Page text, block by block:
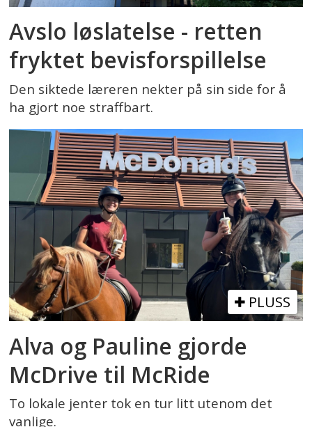
Avslo løslatelse - retten
fryktet bevisforspillelse
Den siktede læreren nekter på sin side for å
ha gjort noe straffbart.
PLUSS
Alva og Pauline gjorde
McDrive til McRide
To lokale jenter tok en tur litt utenom det
vanlige.